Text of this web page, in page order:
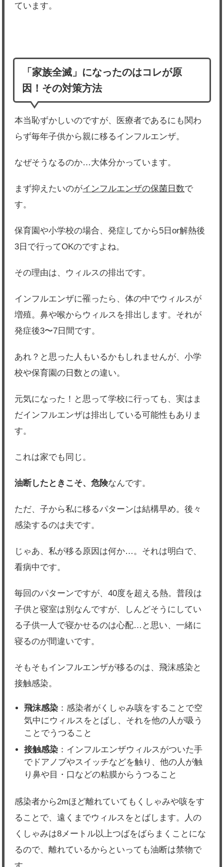
ています。
「家族全滅」になったのはコレが原
因！その対策方法
本当恥ずかしいのですが、医療者であるにも関わ
らず毎年子供から親に移るインフルエンザ。
なぜそうなるのか…大体分かっています。
まず抑えたいのがインフルエンザの保菌日数で
す。
保育園や小学校の場合、発症してから5日or解熱後
3日で行ってOKのですよね。
その理由は、ウィルスの排出です。
インフルエンザに罹ったら、体の中でウィルスが
増殖。鼻や喉からウィルスを排出します。それが
発症後3〜7日間です。
あれ？と思った人もいるかもしれませんが、小学
校や保育園の日数との違い。
元気になった！と思って学校に行っても、実はま
だインフルエンザは排出している可能性もありま
す。
これは家でも同じ。
油断したときこそ、危険なんです。
ただ、子から私に移るパターンは結構早め。後々
感染するのは夫です。
じゃあ、私が移る原因は何か…。それは明白で、
看病中です。
毎回のパターンですが、40度を超える熱。普段は
子供と寝室は別なんですが、しんどそうにしてい
る子供一人で寝かせるのは心配…と思い、一緒に
寝るのが間違いです。
そもそもインフルエンザが移るのは、飛沫感染と
接触感染。
飛沫感染 ：感染者がくしゃみ咳をすることで空
気中にウィルスをとばし、それを他の人が吸う
ことでうつること
接触感染 ：インフルエンザウィルスがついた手
でドアノブやスイッチなどを触り、他の人が触
り鼻や目・口などの粘膜からうつること
感染者から2mほど離れていてもくしゃみや咳をす
ることで、遠くまでウィルスをとばします。人の
くしゃみは8メートル以上つばをばらまくことにな
るので、離れているからといっても油断は禁物で